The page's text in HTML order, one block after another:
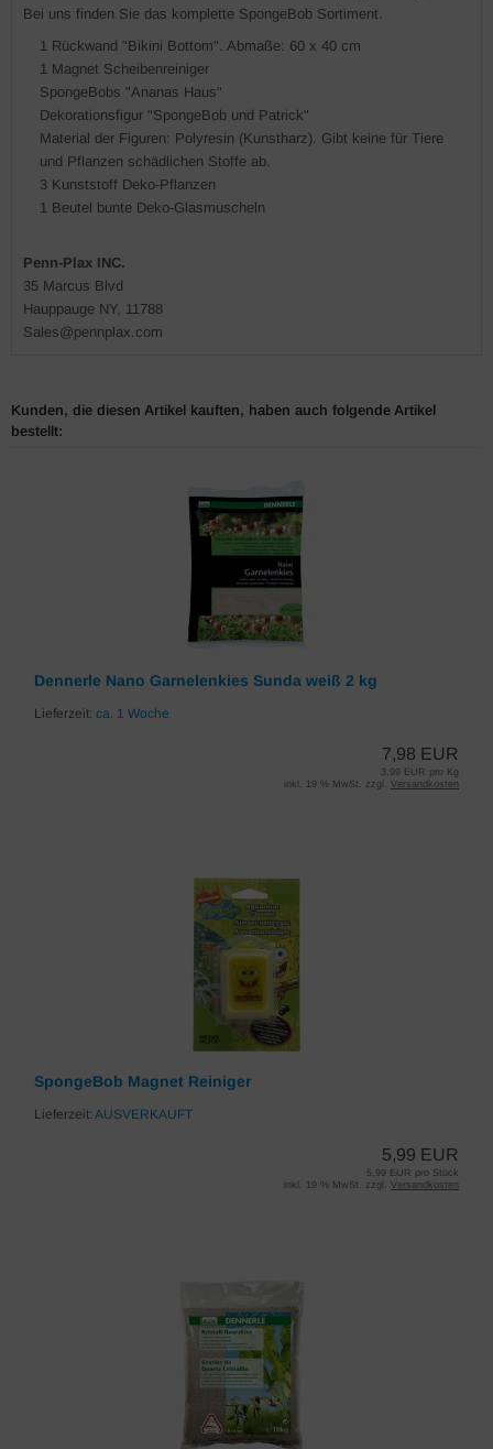
Bei uns finden Sie das komplette SpongeBob Sortiment.
1 Rückwand "Bikini Bottom". Abmaße: 60 x 40 cm
1 Magnet Scheibenreiniger
SpongeBobs "Ananas Haus"
Dekorationsfigur "SpongeBob und Patrick"
Material der Figuren: Polyresin (Kunstharz). Gibt keine für Tiere
und Pflanzen schädlichen Stoffe ab.
3 Kunststoff Deko-Pflanzen
1 Beutel bunte Deko-Glasmuscheln
Penn-Plax INC.
35 Marcus Blvd
Hauppauge NY, 11788
Sales@pennplax.com
Kunden, die diesen Artikel kauften, haben auch folgende Artikel
bestellt:
Dennerle Nano Garnelenkies Sunda weiß 2 kg
Lieferzeit: ca. 1 Woche
7,98 EUR
3,99 EUR pro Kg
inkl. 19 % MwSt. zzgl. Versandkosten
SpongeBob Magnet Reiniger
Lieferzeit: AUSVERKAUFT
5,99 EUR
5,99 EUR pro Stück
inkl. 19 % MwSt. zzgl. Versandkosten